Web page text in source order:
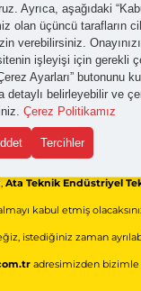
Gönder
Ata Teknik Endüstriyel
kabul etmiş
istediğiniz zaman
adresimizden bizimle
Ayrıca, aşağıdaki
olan üçüncü tarafların
verebilirsiniz.
işleyişi için gerekli
Ayarları” butonunu
detaylı belirleyebilir ve
Çerez Politikamız
Tercihler